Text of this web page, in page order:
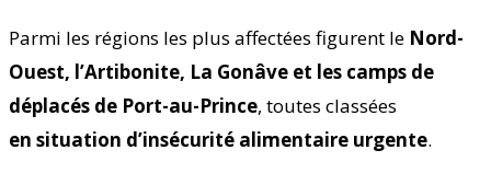
Parmi les régions les plus affectées figurent le Nord-
Ouest, l’Artibonite, La Gonâve et les camps de
déplacés de Port-au-Prince, toutes classées
en situation d’insécurité alimentaire urgente.